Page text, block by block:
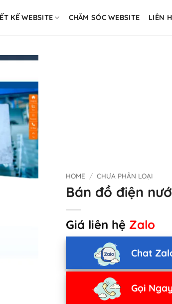
KẾ WEBSITE CHĂM SÓC WEBSITE LIÊN
HOME / CHƯA PHÂN LOẠI
Bán đồ điện
Giá liên hệ Zalo
Chat
Gọi